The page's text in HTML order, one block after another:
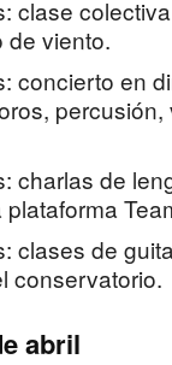
clase
de viento.
concierto en
percusión,
charlas de
clases de
conservatorio.
abril